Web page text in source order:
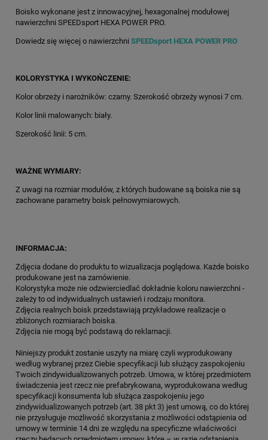
Boisko wykonane jest z innowacyjnej, hexagonalnej modułowej
nawierzchni SPEEDsport HEXA POWER PRO.
Dowiedz się więcej o nawierzchni SPEEDsport HEXA POWER PRO
KOLORYSTYKA I WYKOŃCZENIE:
Kolor obrzeży i narożników: czarny. Szerokość obrzeży wynosi 7 cm.
Kolor linii malowanych: biały.
Szerokość linii: 5 cm.
WAŻNE WYMIARY:
Z uwagi na rozmiar modułów, z których budowane są boiska nie są
zachowane parametry boisk pełnowymiarowych.
INFORMACJA:
Zdjęcia dodane do produktu to wizualizacja poglądowa. Każde boisko
produkowane jest na zamówienie.
Kolorystyka może nie odzwierciedlać dokładnie koloru nawierzchni -
zależy to od indywidualnych ustawień i rodzaju monitora.
Zdjęcia realnych boisk przedstawiają przykładowe realizacje o
zbliżonych rozmiarach boiska.
Zdjęcia nie mogą być podstawą do reklamacji.
Niniejszy produkt zostanie uszyty na miarę czyli wyprodukowany
według wybranej przez Ciebie specyfikacji lub służący zaspokojeniu
Twoich zindywidualizowanych potrzeb. Umowa, w której przedmiotem
świadczenia jest rzecz nie prefabrykowana, wyprodukowana według
specyfikacji konsumenta lub służąca zaspokojeniu jego
zindywidualizowanych potrzeb (art. 38 pkt 3) jest umową, co do której
nie przysługuje możliwość skorzystania z możliwości odstąpienia od
umowy w terminie 14 dni ze względu na specyficzne właściwości